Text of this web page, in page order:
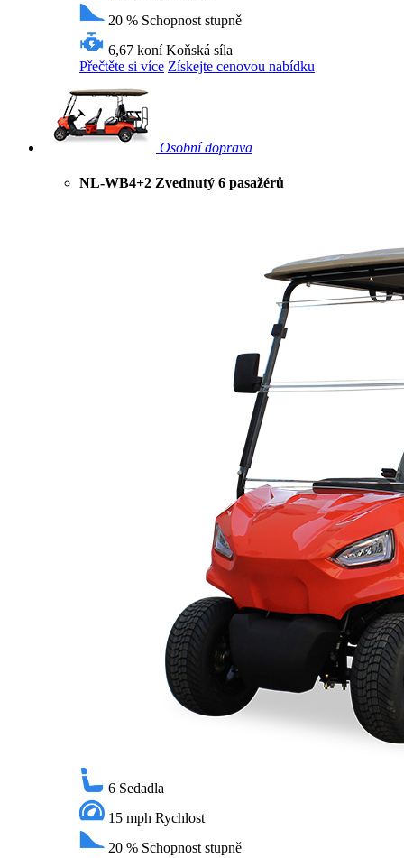
20 % Schopnost stupně
6,67 koní Koňská síla
Přečtěte si více Získejte cenovou nabídku
Osobní doprava
NL-WB4+2 Zvednutý 6 pasažérů
6 Sedadla
15 mph Rychlost
20 % Schopnost stupně